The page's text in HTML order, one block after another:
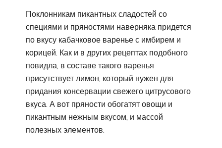
Поклонникам пикантных сладостей со
специями и пряностями наверняка придется
по вкусу кабачковое варенье с имбирем и
корицей. Как и в других рецептах подобного
повидла, в составе такого варенья
присутствует лимон, который нужен для
придания консервации свежего цитрусового
вкуса. А вот пряности обогатят овощи и
пикантным нежным вкусом, и массой
полезных элементов.